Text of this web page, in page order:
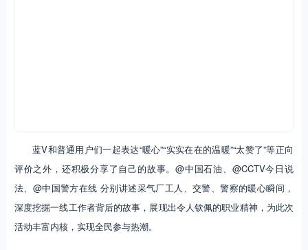
蓝V和普通用户们一起表达“暖心”“实实在在的温暖”“太赞了”等正向
评价之外，还积极分享了自己的故事。@中国石油、@CCTV今日说
法、@中国警方在线 分别讲述采气厂工人、交警、警察的暖心瞬间，
深度挖掘一线工作者背后的故事，展现出令人钦佩的职业精神，为此次
活动丰富内核，实现全民参与热潮。